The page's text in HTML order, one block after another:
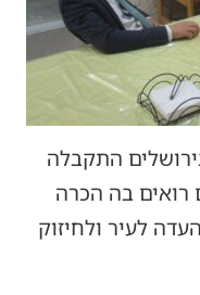
התקבלה
רואים בה הכרה
לעיר ולחיזוק